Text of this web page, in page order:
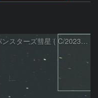
パンスターズ彗星 ( C/2023R1 )：2026/07/09